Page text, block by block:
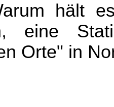
hält
eine
Orte" in